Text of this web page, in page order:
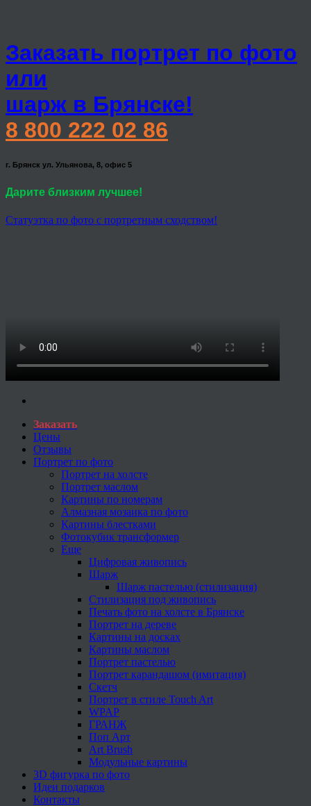
Заказать портрет по фото
или
шарж в Брянске!
8 800 222 02 86
г. Брянск ул. Ульянова, 8, офис 5
Дарите близким лучшее!
Статуэтка по фото с портретным сходством!
Заказать
Цены
Отзывы
Портрет по фото
Портрет на холсте
Портрет маслом
Картины по номерам
Алмазная мозаика по фото
Картины блестками
Фотокубик трансформер
Еще
Цифровая живопись
Шарж
Шарж пастелью (стилизация)
Стилизация под живопись
Печать фото на холсте в Брянске
Портрет на дереве
Картины на досках
Картины маслом
Портрет пастелью
Портрет карандашом (имитация)
Скетч
Портрет в стиле Touch Art
WPAP
ГРАНЖ
Поп Арт
Art Brush
Модульные картины
3D фигурка по фото
Идеи подарков
Контакты